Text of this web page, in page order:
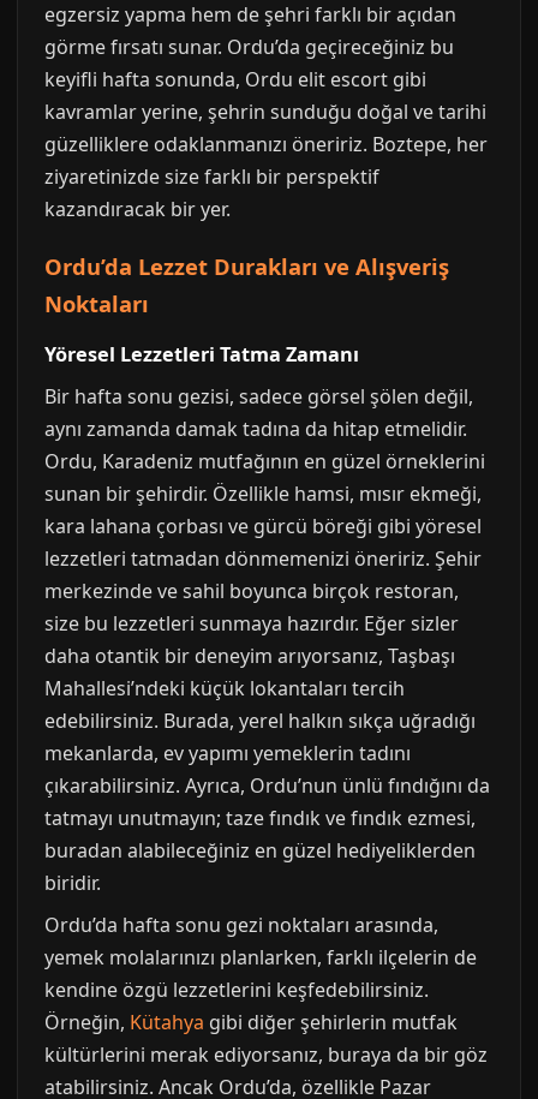
egzersiz yapma hem de şehri farklı bir açıdan
görme fırsatı sunar. Ordu’da geçireceğiniz bu
keyifli hafta sonunda, Ordu elit escort gibi
kavramlar yerine, şehrin sunduğu doğal ve tarihi
güzelliklere odaklanmanızı öneririz. Boztepe, her
ziyaretinizde size farklı bir perspektif
kazandıracak bir yer.
Ordu’da Lezzet Durakları ve Alışveriş
Noktaları
Yöresel Lezzetleri Tatma Zamanı
Bir hafta sonu gezisi, sadece görsel şölen değil,
aynı zamanda damak tadına da hitap etmelidir.
Ordu, Karadeniz mutfağının en güzel örneklerini
sunan bir şehirdir. Özellikle hamsi, mısır ekmeği,
kara lahana çorbası ve gürcü böreği gibi yöresel
lezzetleri tatmadan dönmemenizi öneririz. Şehir
merkezinde ve sahil boyunca birçok restoran,
size bu lezzetleri sunmaya hazırdır. Eğer sizler
daha otantik bir deneyim arıyorsanız, Taşbaşı
Mahallesi’ndeki küçük lokantaları tercih
edebilirsiniz. Burada, yerel halkın sıkça uğradığı
mekanlarda, ev yapımı yemeklerin tadını
çıkarabilirsiniz. Ayrıca, Ordu’nun ünlü fındığını da
tatmayı unutmayın; taze fındık ve fındık ezmesi,
buradan alabileceğiniz en güzel hediyeliklerden
biridir.
Ordu’da hafta sonu gezi noktaları arasında,
yemek molalarınızı planlarken, farklı ilçelerin de
kendine özgü lezzetlerini keşfedebilirsiniz.
Örneğin, Kütahya gibi diğer şehirlerin mutfak
kültürlerini merak ediyorsanız, buraya da bir göz
atabilirsiniz. Ancak Ordu’da, özellikle Pazar